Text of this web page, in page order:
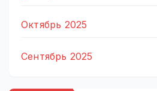
Октябрь 2025
Сентябрь 2025